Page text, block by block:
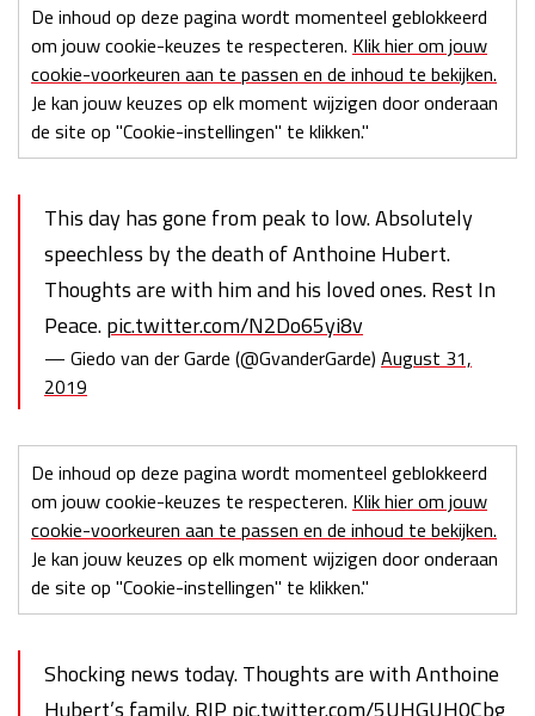
De inhoud op deze pagina wordt momenteel geblokkeerd
om jouw cookie-keuzes te respecteren. Klik hier om jouw
cookie-voorkeuren aan te passen en de inhoud te bekijken.
Je kan jouw keuzes op elk moment wijzigen door onderaan
de site op "Cookie-instellingen" te klikken."
This day has gone from peak to low. Absolutely
speechless by the death of Anthoine Hubert.
Thoughts are with him and his loved ones. Rest In
Peace.pic.twitter.com/N2Do65yi8v
— Giedo van der Garde (@GvanderGarde) August 31,
2019
De inhoud op deze pagina wordt momenteel geblokkeerd
om jouw cookie-keuzes te respecteren. Klik hier om jouw
cookie-voorkeuren aan te passen en de inhoud te bekijken.
Je kan jouw keuzes op elk moment wijzigen door onderaan
de site op "Cookie-instellingen" te klikken."
Shocking news today. Thoughts are with Anthoine
Hubert’s family. RIP pic.twitter.com/5UHGUH0Cbg